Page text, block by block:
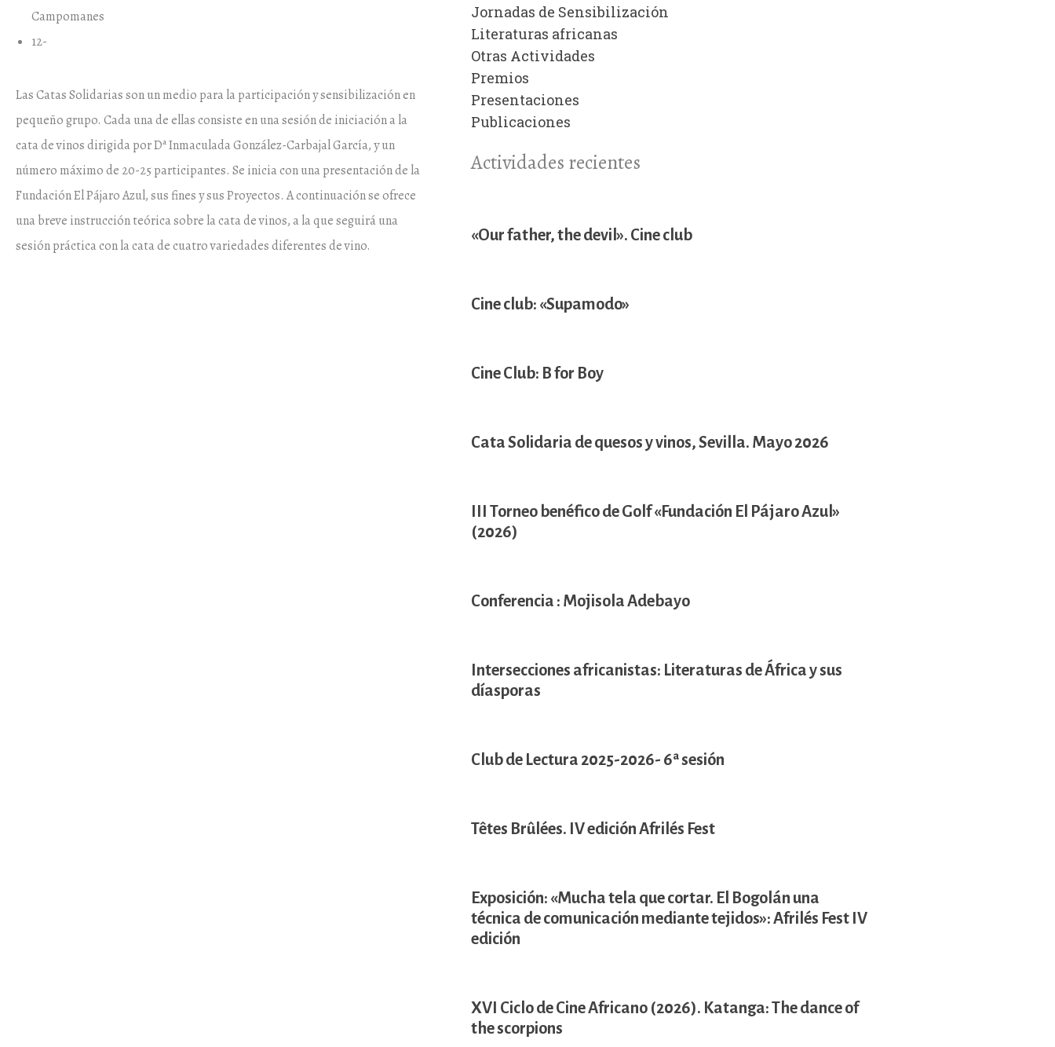
Campomanes
12-
Las Catas Solidarias son un medio para la participación y sensibilización en
pequeño grupo. Cada una de ellas consiste en una sesión de iniciación a la
cata de vinos dirigida por Dª Inmaculada González-Carbajal García, y un
número máximo de 20-25 participantes. Se inicia con una presentación de la
Fundación El Pájaro Azul, sus fines y sus Proyectos. A continuación se ofrece
una breve instrucción teórica sobre la cata de vinos, a la que seguirá una
sesión práctica con la cata de cuatro variedades diferentes de vino.
Jornadas de Sensibilización
Literaturas africanas
Otras Actividades
Premios
Presentaciones
Publicaciones
Actividades recientes
«Our father, the devil». Cine club
Cine club: «Supamodo»
Cine Club: B for Boy
Cata Solidaria de quesos y vinos, Sevilla. Mayo 2026
III Torneo benéfico de Golf «Fundación El Pájaro Azul»
(2026)
Conferencia : Mojisola Adebayo
Intersecciones africanistas: Literaturas de África y sus
díasporas
Club de Lectura 2025-2026- 6ª sesión
Têtes Brûlées. IV edición Afrilés Fest
Exposición: «Mucha tela que cortar. El Bogolán una
técnica de comunicación mediante tejidos»: Afrilés Fest IV
edición
XVI Ciclo de Cine Africano (2026). Katanga: The dance of
the scorpions